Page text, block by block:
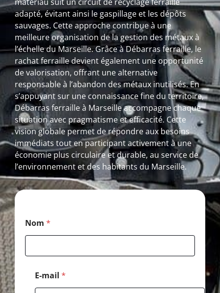
matériau suit un circuit de recyclage ferraille
adapté, évitant ainsi le gaspillage et les dépôts
sauvages. Cette approche contribue à une
meilleure organisation de la gestion des métaux à
l’échelle du Marseille. Grâce à Débarras ferraille, le
rachat ferraille devient également une opportunité
de valorisation, offrant une alternative
responsable à l’abandon des métaux inutilisés. En
s’appuyant sur une connaissance fine du territoire,
Débarras ferraille à Marseille accompagne chaque
situation avec pragmatisme et efficacité. Cette
vision globale permet de répondre aux besoins
immédiats tout en participant activement à une
économie plus circulaire et durable, au service de
l’environnement et des habitants du Marseille.
Nom *
E-mail *
M
e